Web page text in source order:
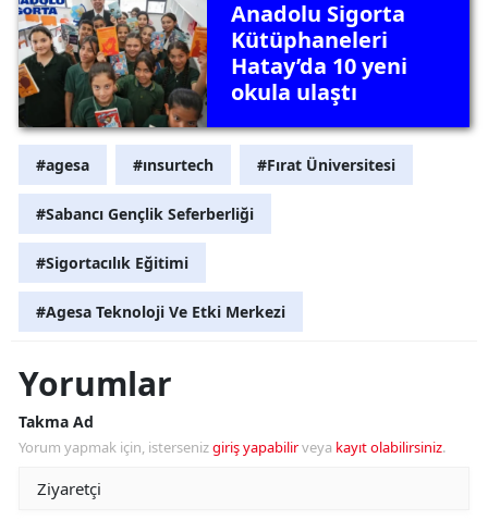
Anadolu Sigorta
Kütüphaneleri
Hatay’da 10 yeni
okula ulaştı
#agesa #ınsurtech #Fırat Üniversitesi
#Sabancı Gençlik Seferberliği
#Sigortacılık Eğitimi
#Agesa Teknoloji Ve Etki Merkezi
Yorumlar
Takma Ad
Yorum yapmak için, istersenizgiriş yapabilirveya kayıt olabilirsiniz.